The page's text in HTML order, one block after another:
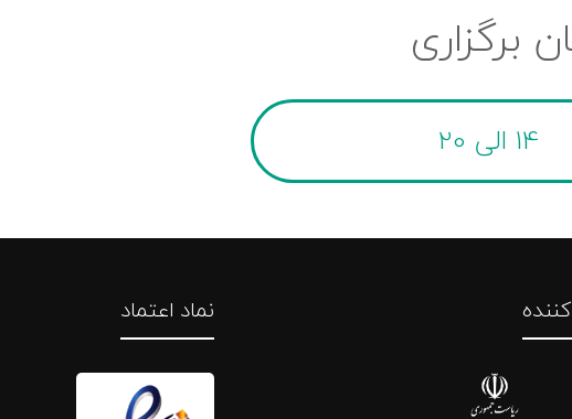
برگزاری
14 الی 20
کننده نماد اعتماد